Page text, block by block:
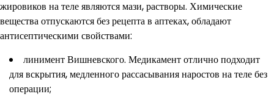
жировиков на теле являются мази, растворы. Химические
вещества отпускаются без рецепта в аптеках, обладают
антисептическими свойствами:
линимент Вишневского. Медикамент отлично подходит
для вскрытия, медленного рассасывания наростов на теле без
операции;